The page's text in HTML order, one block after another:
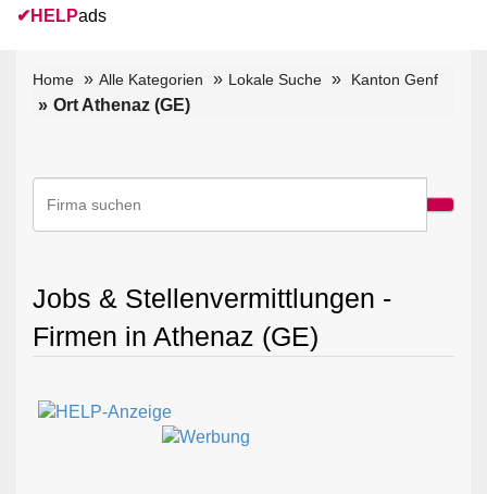
✔ HELPads
Home Alle Kategorien Lokale Suche Kanton Genf
Ort Athenaz (GE)
Jobs & Stellenvermittlungen -
Firmen in Athenaz (GE)